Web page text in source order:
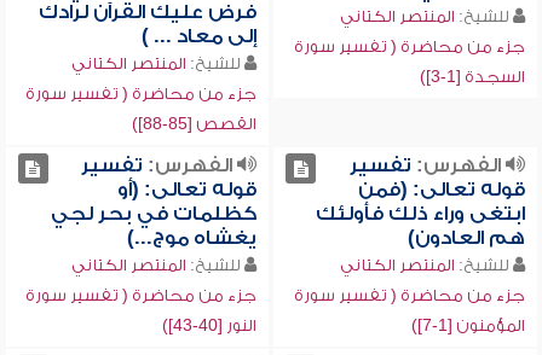
للشيخ: المنتصر الكتاني
جزء من محاضرة ( تفسير سورة
السجدة [1-3])
فرض عليك القرآن لرادك
إلى معاد ... )
للشيخ: المنتصر الكتاني
جزء من محاضرة ( تفسير سورة
القصص [85-88])
الفهرس: تفسير
قوله تعالى: (فمن
ابتغى وراء ذلك فأولئك
هم العادون)
للشيخ: المنتصر الكتاني
جزء من محاضرة ( تفسير سورة
المؤمنون [1-7])
الفهرس: تفسير
قوله تعالى: (أو
كظلمات في بحر لجي
يغشاه موج...)
للشيخ: المنتصر الكتاني
جزء من محاضرة ( تفسير سورة
النور [40-43])